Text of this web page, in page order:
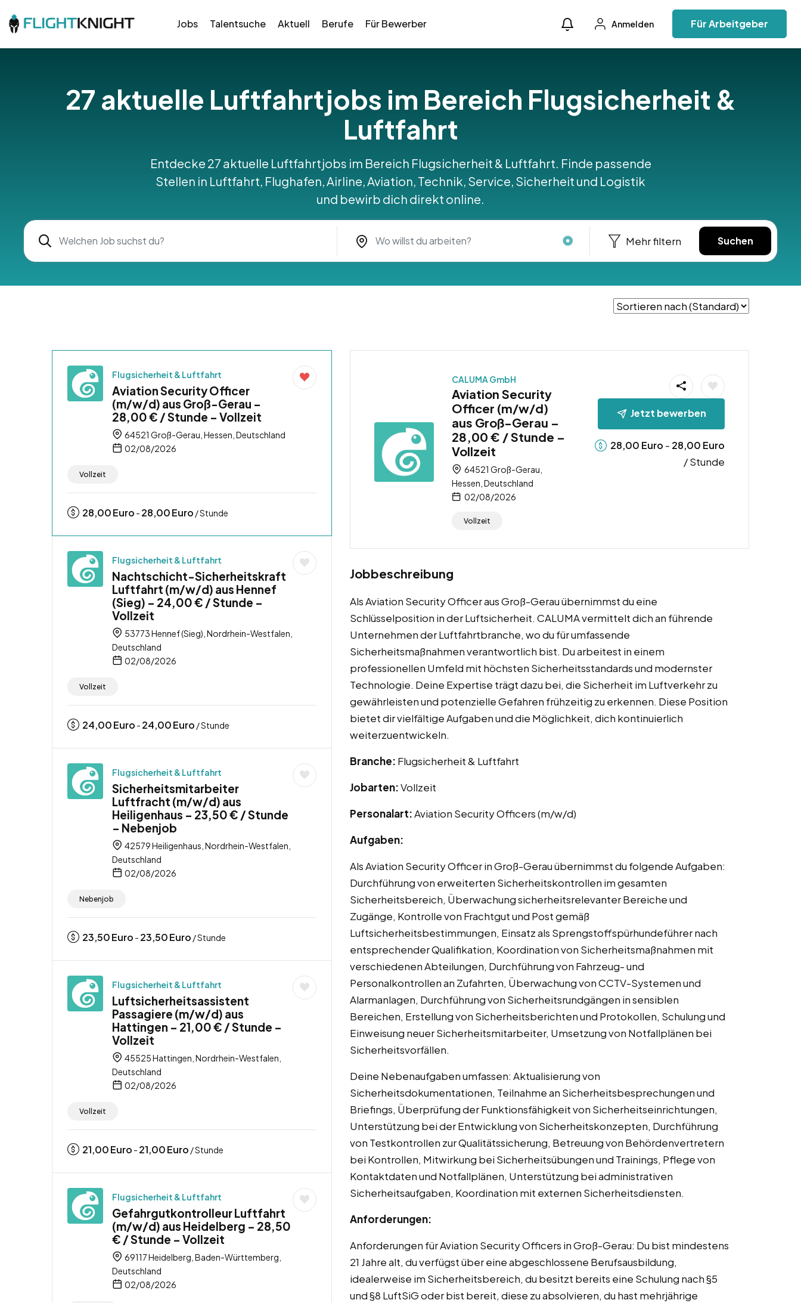
Jobs Talentsuche Aktuell Berufe Für Bewerber Anmelden Für Arbeitgeber
27 aktuelle Luftfahrtjobs im Bereich Flugsicherheit &
Luftfahrt
Entdecke 27 aktuelle Luftfahrtjobs im Bereich Flugsicherheit & Luftfahrt. Finde passende
Stellen in Luftfahrt, Flughafen, Airline, Aviation, Technik, Service, Sicherheit und Logistik
und bewirb dich direkt online.
Mehr filtern Suchen
Flugsicherheit & Luftfahrt
Aviation Security Officer
(m/w/d) aus Groß-Gerau –
28,00 € / Stunde – Vollzeit
64521 Groß-Gerau, Hessen, Deutschland
02/08/2026
Vollzeit
28,00Euro - 28,00Euro / Stunde
Flugsicherheit & Luftfahrt
Nachtschicht-Sicherheitskraft
Luftfahrt (m/w/d) aus Hennef
(Sieg) – 24,00 € / Stunde –
Vollzeit
53773 Hennef (Sieg), Nordrhein-Westfalen,
Deutschland
02/08/2026
Vollzeit
24,00Euro - 24,00Euro / Stunde
Flugsicherheit & Luftfahrt
Sicherheitsmitarbeiter
Luftfracht (m/w/d) aus
Heiligenhaus – 23,50 € / Stunde
– Nebenjob
42579 Heiligenhaus, Nordrhein-Westfalen,
Deutschland
02/08/2026
Nebenjob
23,50Euro - 23,50Euro / Stunde
Flugsicherheit & Luftfahrt
Luftsicherheitsassistent
Passagiere (m/w/d) aus
Hattingen – 21,00 € / Stunde –
Vollzeit
45525 Hattingen, Nordrhein-Westfalen,
Deutschland
02/08/2026
Vollzeit
21,00Euro - 21,00Euro / Stunde
Flugsicherheit & Luftfahrt
Gefahrgutkontrolleur Luftfahrt
(m/w/d) aus Heidelberg – 28,50
€ / Stunde – Vollzeit
69117 Heidelberg, Baden-Württemberg,
Deutschland
02/08/2026
CALUMA GmbH
Aviation Security
Officer (m/w/d)
aus Groß-Gerau –
28,00 € / Stunde –
Vollzeit
64521 Groß-Gerau,
Hessen, Deutschland
02/08/2026
Vollzeit
Jetzt bewerben
28,00 Euro - 28,00 Euro
/ Stunde
Jobbeschreibung
Als Aviation Security Officer aus Groß-Gerau übernimmst du eine
Schlüsselposition in der Luftsicherheit. CALUMA vermittelt dich an führende
Unternehmen der Luftfahrtbranche, wo du für umfassende
Sicherheitsmaßnahmen verantwortlich bist. Du arbeitest in einem
professionellen Umfeld mit höchsten Sicherheitsstandards und modernster
Technologie. Deine Expertise trägt dazu bei, die Sicherheit im Luftverkehr zu
gewährleisten und potenzielle Gefahren frühzeitig zu erkennen. Diese Position
bietet dir vielfältige Aufgaben und die Möglichkeit, dich kontinuierlich
weiterzuentwickeln.
Branche: Flugsicherheit & Luftfahrt
Jobarten:Vollzeit
Personalart:Aviation Security Officers (m/w/d)
Aufgaben:
Als Aviation Security Officer in Groß-Gerau übernimmst du folgende Aufgaben:
Durchführung von erweiterten Sicherheitskontrollen im gesamten
Sicherheitsbereich, Überwachung sicherheitsrelevanter Bereiche und
Zugänge, Kontrolle von Frachtgut und Post gemäß
Luftsicherheitsbestimmungen, Einsatz als Sprengstoffspürhundeführer nach
entsprechender Qualifikation, Koordination von Sicherheitsmaßnahmen mit
verschiedenen Abteilungen, Durchführung von Fahrzeug- und
Personalkontrollen an Zufahrten, Überwachung von CCTV-Systemen und
Alarmanlagen, Durchführung von Sicherheitsrundgängen in sensiblen
Bereichen, Erstellung von Sicherheitsberichten und Protokollen, Schulung und
Einweisung neuer Sicherheitsmitarbeiter, Umsetzung von Notfallplänen bei
Sicherheitsvorfällen.
Deine Nebenaufgaben umfassen: Aktualisierung von
Sicherheitsdokumentationen, Teilnahme an Sicherheitsbesprechungen und
Briefings, Überprüfung der Funktionsfähigkeit von Sicherheitseinrichtungen,
Unterstützung bei der Entwicklung von Sicherheitskonzepten, Durchführung
von Testkontrollen zur Qualitätssicherung, Betreuung von Behördenvertretern
bei Kontrollen, Mitwirkung bei Sicherheitsübungen und Trainings, Pflege von
Kontaktdaten und Notfallplänen, Unterstützung bei administrativen
Sicherheitsaufgaben, Koordination mit externen Sicherheitsdiensten.
Anforderungen:
Anforderungen für Aviation Security Officers in Groß-Gerau: Du bist mindestens
21 Jahre alt, du verfügst über eine abgeschlossene Berufsausbildung,
idealerweise im Sicherheitsbereich, du besitzt bereits eine Schulung nach §5
und §8 LuftSiG oder bist bereit, diese zu absolvieren, du hast mehrjährige